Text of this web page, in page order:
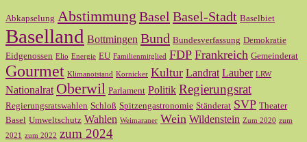
Abkapselung Abstimmung Basel Basel-Stadt Baselbiet
Baselland Bottmingen Bund Bundesverfassung Demokratie
Eidgenossen Elio Energie EU Familienmitglied FDP Frankreich Gemeinderat
Gourmet Klimanotstand Kornicker Kultur Landrat Lauber LRW
Nationalrat Oberwil Parlament Politik Regierungsrat
Regierungsratswahlen Schloß Spitzengastronomie Ständerat SVP Theater
Basel Umweltschutz Wahlen Weimaraner Wein Wildenstein Zum 2020 zum
2021 zum 2022 zum 2024